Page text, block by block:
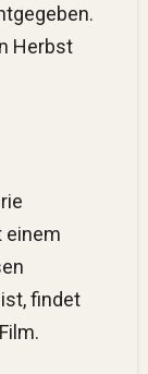
Herbst
einem
findet